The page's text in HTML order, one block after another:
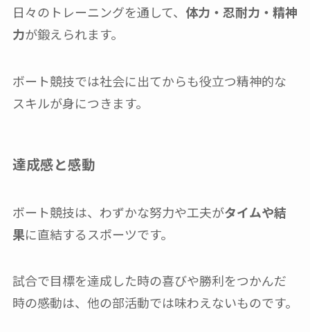
日々のトレーニングを通して、 体力・忍耐力・精神
力が鍛えられます。
ボート競技では社会に出てからも役立つ精神的な
スキルが身につきます。
達成感と感動
ボート競技は、わずかな努力や工夫がタイムや結
果に直結するスポーツです。
試合で目標を達成した時の喜びや勝利をつかんだ
時の感動は、他の部活動では味わえないものです。